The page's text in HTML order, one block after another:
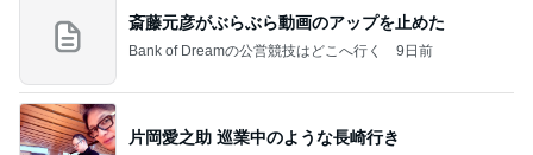
斎藤元彦がぶらぶら動画のアップを止めた
Bank of Dreamの公営競技はどこへ行く 9日前
片岡愛之助 巡業中のような長崎行き